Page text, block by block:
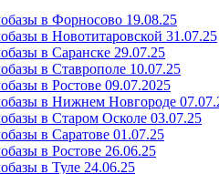
в Форносово 19.08.25
в Новотитаровской 31.07.25
в Саранске 29.07.25
в Ставрополе 10.07.25
в Ростове 09.07.2025
в Нижнем Новгороде
в Старом Осколе 03.07.25
в Саратове 01.07.25
в Ростове 26.06.25
в Туле 24.06.25